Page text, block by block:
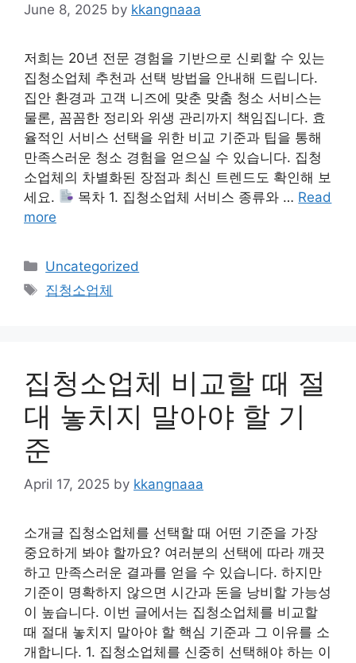
June 8, 2025 by kkangnaaa
저희는 20년 전문 경험을 기반으로 신뢰할 수 있는
집청소업체 추천과 선택 방법을 안내해 드립니다.
집안 환경과 고객 니즈에 맞춘 맞춤 청소 서비스는
물론, 꼼꼼한 정리와 위생 관리까지 책임집니다. 효
율적인 서비스 선택을 위한 비교 기준과 팁을 통해
만족스러운 청소 경험을 얻으실 수 있습니다. 집청
소업체의 차별화된 장점과 최신 트렌드도 확인해 보
세요.
목차 1. 집청소업체 서비스 종류와 … Read
more
Categories
Uncategorized
Tags
집청소업체
집청소업체 비교할 때 절
대 놓치지 말아야 할 기
준
April 17, 2025 by kkangnaaa
소개글 집청소업체를 선택할 때 어떤 기준을 가장
중요하게 봐야 할까요? 여러분의 선택에 따라 깨끗
하고 만족스러운 결과를 얻을 수 있습니다. 하지만
기준이 명확하지 않으면 시간과 돈을 낭비할 가능성
이 높습니다. 이번 글에서는 집청소업체를 비교할
때 절대 놓치지 말아야 할 핵심 기준과 그 이유를 소
개합니다. 1. 집청소업체를 신중히 선택해야 하는 이